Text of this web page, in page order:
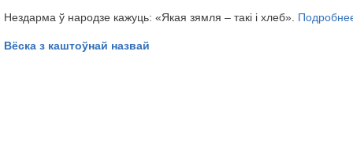
Нездарма ў народзе кажуць: «Якая зямля – такі і хлеб».
Вёска з каштоўнай назвай